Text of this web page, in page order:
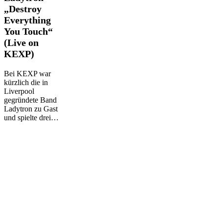
„Destroy
Everything
You
Touch“
(Live
on
„Destroy
Everything
You Touch“
(Live on
KEXP)
Bei KEXP war
kürzlich die in
Liverpool
gegründete Band
Ladytron zu Gast
und spielte drei…